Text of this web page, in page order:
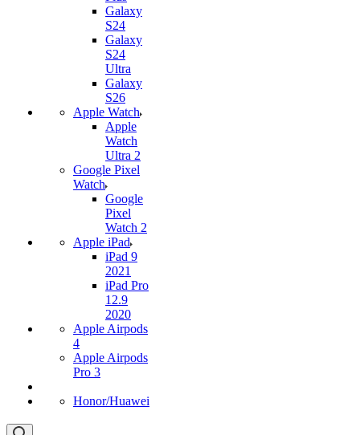
Galaxy
S24
Galaxy
S24
Ultra
Galaxy
S26
Apple Watch
Apple
Watch
Ultra 2
Google Pixel
Watch
Google
Pixel
Watch 2
Apple iPad
iPad 9
2021
iPad Pro
12.9
2020
Apple Airpods
4
Apple Airpods
Pro 3
Honor/Huawei